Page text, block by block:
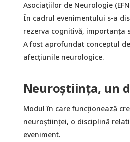
Asociațiilor de Neurologie
În cadrul evenimentului s-a
rezerva cognitivă, importanța
A fost aprofundat conceptul
afecțiunile neurologice.
Neuroștiința, un
Modul în care funcționează
neuroștiinței, o disciplină
eveniment.